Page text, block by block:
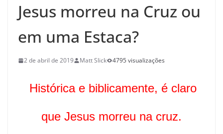
Jesus morreu na Cruz ou
em uma Estaca?
2 de abril de 2019 Matt Slick 4795 visualizações
Histórica e biblicamente, é claro
que Jesus morreu na cruz.